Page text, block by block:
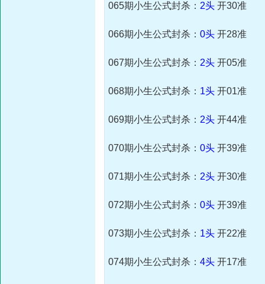
065期小生公式封杀： 2头 开30准
066期小生公式封杀： 0头 开28准
067期小生公式封杀： 2头 开05准
068期小生公式封杀： 1头 开01准
069期小生公式封杀： 2头 开44准
070期小生公式封杀： 0头 开39准
071期小生公式封杀： 2头 开30准
072期小生公式封杀： 0头 开39准
073期小生公式封杀： 1头 开22准
074期小生公式封杀： 4头 开17准